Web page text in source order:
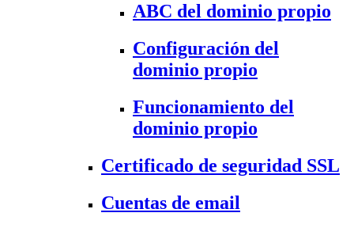
ABC del dominio propio
Configuración del
dominio propio
Funcionamiento del
dominio propio
Certificado de seguridad SSL
Cuentas de email